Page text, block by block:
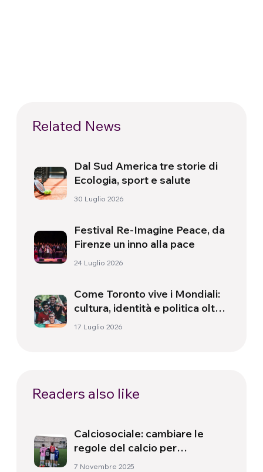
Related News
Dal Sud America tre storie di
Ecologia, sport e salute
30 Luglio 2026
Festival Re-Imagine Peace, da
Firenze un inno alla pace
24 Luglio 2026
Come Toronto vive i Mondiali:
cultura, identità e politica oltre
il campo
17 Luglio 2026
Readers also like
Calciosociale: cambiare le
regole del calcio per
modificare quelle del mondo
7 Novembre 2025